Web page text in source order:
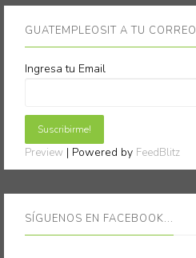
GUATEMPLEOSIT A TU CORREO
Ingresa tu Email
Preview | Powered by FeedBlitz
SÍGUENOS EN FACEBOOK...